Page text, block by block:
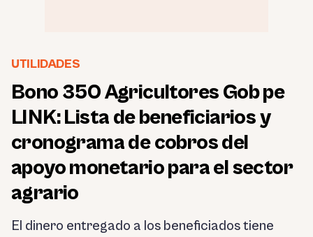
UTILIDADES
Bono 350 Agricultores Gob pe
LINK: Lista de beneficiarios y
cronograma de cobros del
apoyo monetario para el sector
agrario
El dinero entregado a los beneficiados tiene